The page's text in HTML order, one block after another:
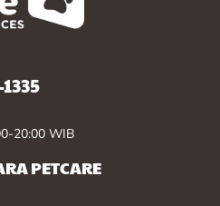
20:00 WIB
PETCARE